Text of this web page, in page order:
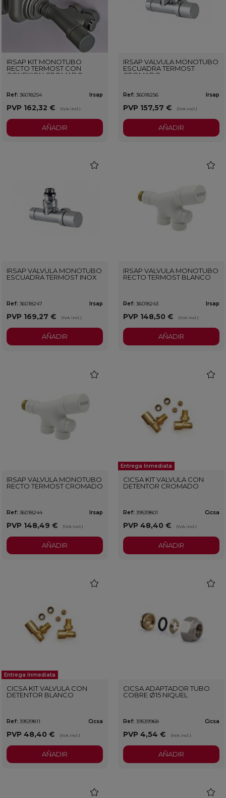
IRSAP KIT MONOTUBO
RECTO TERMOST CON
CONEXION CROMADO
Ref: 36018254 Irsap
PVP 162,32 € (IVA incl.)
AÑADIR
IRSAP VALVULA MONOTUBO
ESCUADRA TERMOST
CROMADO
Ref: 36018256 Irsap
PVP 157,57 € (IVA incl.)
AÑADIR
IRSAP VALVULA MONOTUBO
ESCUADRA TERMOST INOX
Ref: 36018247 Irsap
PVP 169,27 € (IVA incl.)
AÑADIR
IRSAP VALVULA MONOTUBO
RECTO TERMOST BLANCO
Ref: 36018243 Irsap
PVP 148,50 € (IVA incl.)
AÑADIR
IRSAP VALVULA MONOTUBO
RECTO TERMOST CROMADO
Ref: 36018244 Irsap
PVP 148,49 € (IVA incl.)
AÑADIR
Entrega Inmediata
CICSA KIT VALVULA CON
DETENTOR CROMADO
Ref: 39539801 Cicsa
PVP 48,40 € (IVA incl.)
AÑADIR
Entrega Inmediata
CICSA KIT VALVULA CON
DETENTOR BLANCO
Ref: 39539811 Cicsa
PVP 48,40 € (IVA incl.)
AÑADIR
CICSA ADAPTADOR TUBO
COBRE Ø15 NIQUEL
Ref: 39539968 Cicsa
PVP 4,54 € (IVA incl.)
AÑADIR